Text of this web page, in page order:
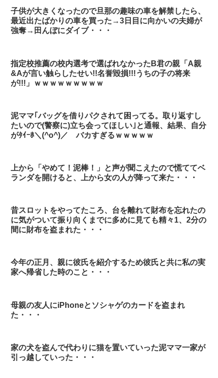
子供が大きくなったので旦那の趣味の車を解禁したら、
最近出たばかりの車を買った→3日目に向かいの夫婦が
強奪→田んぼにダイブ・・・
指定校推薦の校内選考で選ばれなかったB君の親「A親
&Aが言い触らしたせい!!名誉毀損!!!うちの子の将来
が!!!」ｗｗｗｗｗｗｗｗｗ
泥ママ｢バッグを借りパクされて困ってる。取り返すし
たいので(警察に)立ち会ってほしい｣と通報、結果、自分
がﾀｲｰﾎ＼(^o^)／ バカすぎるｗｗｗｗｗ
上から「やめて！泥棒！」と声が聞こえたので慌ててベ
ランダを開けると、上から女の人が降って来た・・・
昔スロットをやってたころ、台を離れて財布を忘れたの
に気がついて振り向くまでに多めに見ても精々1、2分の
間に財布を盗まれた・・・
今年の正月、親に彼氏を紹介するため彼氏と共に私の実
家へ帰省した時のこと・・・
母親の友人にiPhoneとソシャゲのカードを盗まれ
た・・・
家の犬を盗んで代わりに猫を置いていった泥ママ一家が
引っ越していった・・・